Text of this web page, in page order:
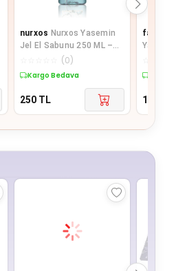
nurxos Nurxos Yasemin
Jel El Sabunu 250 ML –
Oryantal Çiçeksi
Parfümlü S
(0)
Kargo Bedava
250 TL
Yağ
1.099